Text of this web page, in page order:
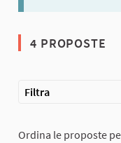
4 PROPOSTE
Filtra
Ordina le proposte